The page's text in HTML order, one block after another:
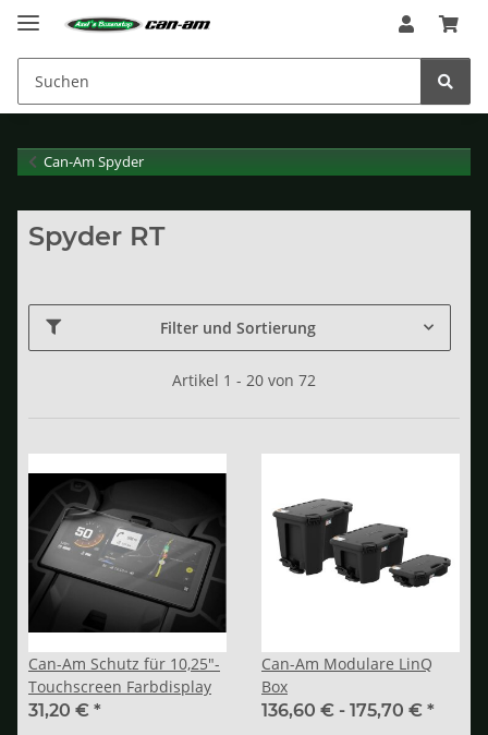
Can-Am Spyder
Spyder RT
Filter und Sortierung
Artikel 1 - 20 von 72
Can-Am Schutz für 10,25"-
Touchscreen Farbdisplay
31,20 € *
Can-Am Modulare LinQ
Box
136,60 € - 175,70 € *